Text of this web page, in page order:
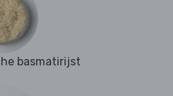
basmatirijst